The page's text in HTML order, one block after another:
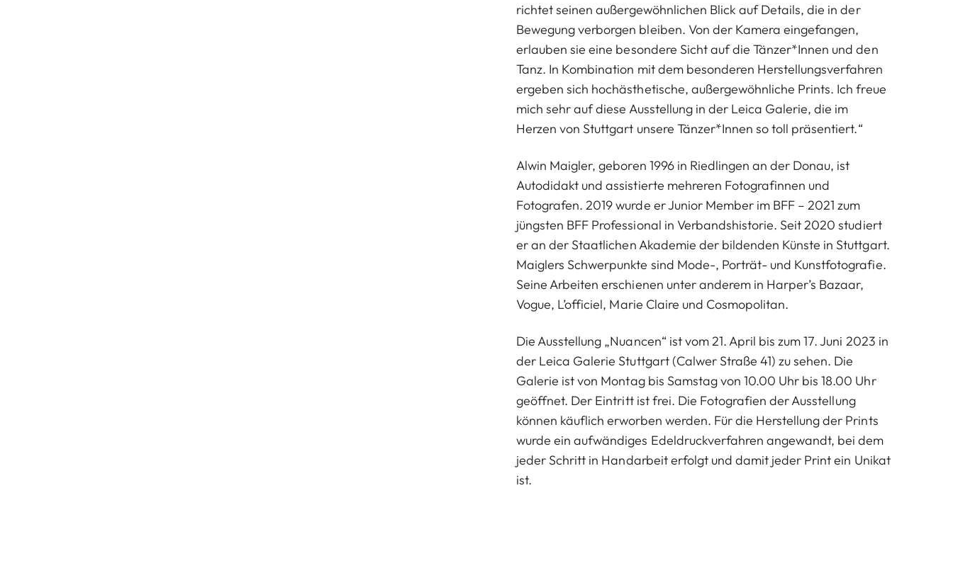
richtet seinen außergewöhnlichen Blick auf Details, die in der
Bewegung verborgen bleiben. Von der Kamera eingefangen,
erlauben sie eine besondere Sicht auf die Tänzer*Innen und den
Tanz. In Kombination mit dem besonderen Herstellungsverfahren
ergeben sich hochästhetische, außergewöhnliche Prints. Ich freue
mich sehr auf diese Ausstellung in der Leica Galerie, die im
Herzen von Stuttgart unsere Tänzer*Innen so toll präsentiert.“
Alwin Maigler, geboren 1996 in Riedlingen an der Donau, ist
Autodidakt und assistierte mehreren Fotografinnen und
Fotografen. 2019 wurde er Junior Member im BFF – 2021 zum
jüngsten BFF Professional in Verbandshistorie. Seit 2020 studiert
er an der Staatlichen Akademie der bildenden Künste in Stuttgart.
Maiglers Schwerpunkte sind Mode-, Porträt- und Kunstfotografie.
Seine Arbeiten erschienen unter anderem in Harper’s Bazaar,
Vogue, L’officiel, Marie Claire und Cosmopolitan.
Die Ausstellung „Nuancen“ ist vom 21. April bis zum 17. Juni 2023 in
der Leica Galerie Stuttgart (Calwer Straße 41) zu sehen. Die
Galerie ist von Montag bis Samstag von 10.00 Uhr bis 18.00 Uhr
geöffnet. Der Eintritt ist frei. Die Fotografien der Ausstellung
können käuflich erworben werden. Für die Herstellung der Prints
wurde ein aufwändiges Edeldruckverfahren angewandt, bei dem
jeder Schritt in Handarbeit erfolgt und damit jeder Print ein Unikat
ist.